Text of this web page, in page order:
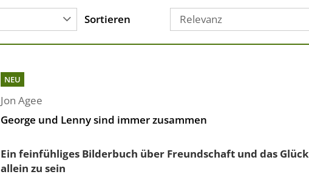
Sortieren Relevanz
NEU
Jon Agee
George und Lenny sind immer zusammen
Ein feinfühliges Bilderbuch über Freundschaft und das
allein zu sein